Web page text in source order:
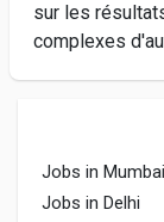
sur les
complexes
Jobs in Mumbai
Jobs in Delhi